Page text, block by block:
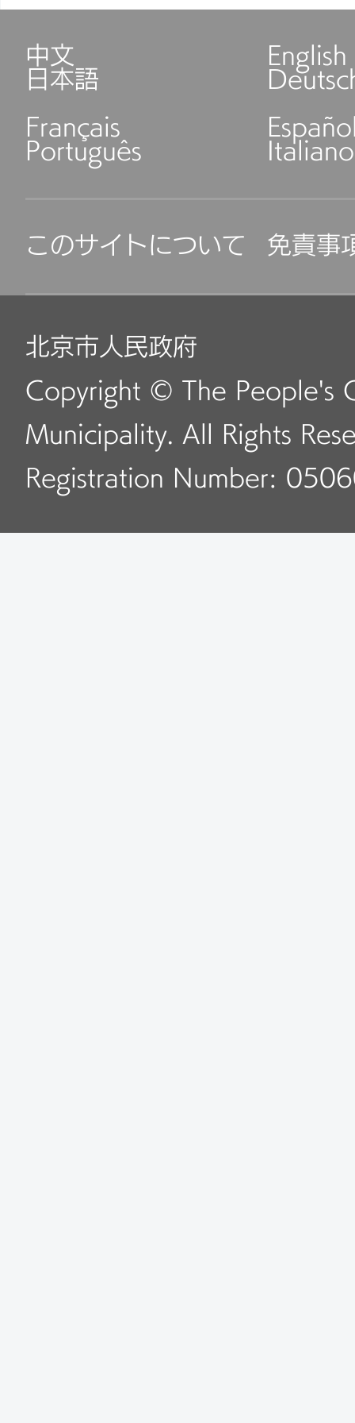
中文 English
日本語
Français
Português Italiano
このサイトについて 免責事
北京市人民政府
Copyright © The People's
Municipality. All Rights
Registration Number: